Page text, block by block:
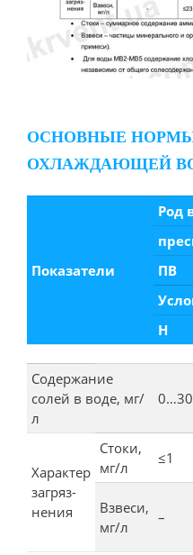
ОСНОВНЫЕ
ОХЛАЖДАЮЩЕЙ
Показатели
Род
ПВ
Н
Содержание
солей в воде, мг/
л
Характер
загряз­
нения
Стоки,
мг/л
≤1
Взвеси,
мг/л
–